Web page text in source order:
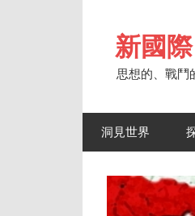
content新國
思想的、戰鬥
洞見世界